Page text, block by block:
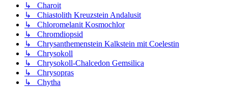
↳ Charoit
↳ Chiastolith Kreuzstein Andalusit
↳ Chloromelanit Kosmochlor
↳ Chromdiopsid
↳ Chrysanthemenstein Kalkstein mit Coelestin
↳ Chrysokoll
↳ Chrysokoll-Chalcedon Gemsilica
↳ Chrysopras
↳ Chytha